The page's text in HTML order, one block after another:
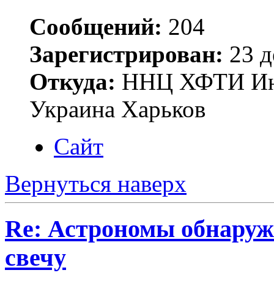
Сообщений: 204
Зарегистрирован: 23
Откуда: ННЦ ХФТИ
Украина Харьков
Сайт
Вернуться наверх
Re: Астрономы
свечу